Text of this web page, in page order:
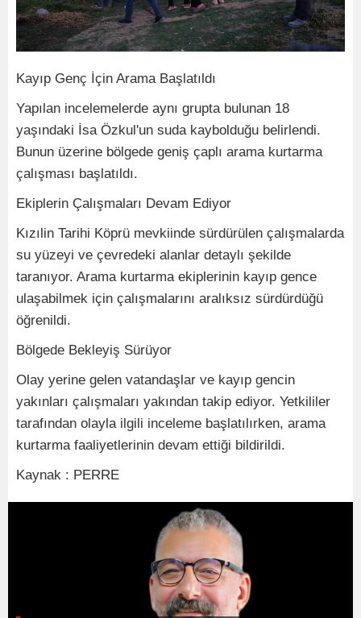
Kayıp Genç İçin Arama Başlatıldı
Yapılan incelemelerde aynı grupta bulunan 18
yaşındaki İsa Özkul'un suda kaybolduğu belirlendi.
Bunun üzerine bölgede geniş çaplı arama kurtarma
çalışması başlatıldı.
Ekiplerin Çalışmaları Devam Ediyor
Kızılin Tarihi Köprü mevkiinde sürdürülen çalışmalarda
su yüzeyi ve çevredeki alanlar detaylı şekilde
taranıyor. Arama kurtarma ekiplerinin kayıp gence
ulaşabilmek için çalışmalarını aralıksız sürdürdüğü
öğrenildi.
Bölgede Bekleyiş Sürüyor
Olay yerine gelen vatandaşlar ve kayıp gencin
yakınları çalışmaları yakından takip ediyor. Yetkililer
tarafından olayla ilgili inceleme başlatılırken, arama
kurtarma faaliyetlerinin devam ettiği bildirildi.
Kaynak : PERRE